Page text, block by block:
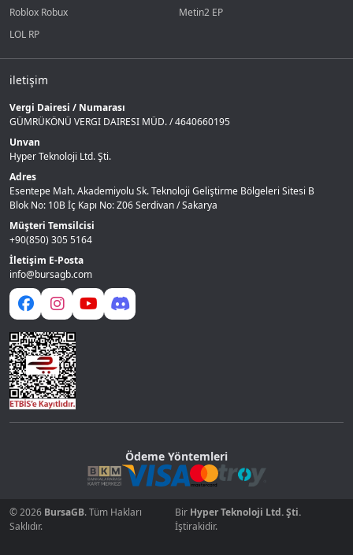
Roblox Robux
Metin2 EP
LOL RP
iletişim
Vergi Dairesi / Numarası
GÜMRÜKÖNÜ VERGI DAIRESI MÜD. / 4640660195
Unvan
Hyper Teknoloji Ltd. Şti.
Adres
Esentepe Mah. Akademiyolu Sk. Teknoloji Geliştirme Bölgeleri Sitesi B
Blok No: 10B İç Kapı No: Z06 Serdivan / Sakarya
Müşteri Temsilcisi
+90(850) 305 5164
İletişim E-Posta
info@bursagb.com
Ödeme Yöntemleri
© 2026 BursaGB. Tüm Hakları
Saklıdır.
Bir Hyper Teknoloji Ltd. Şti.
İştirakidir.